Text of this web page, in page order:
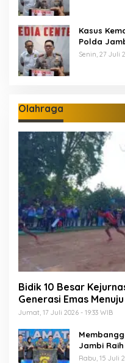
Kasus
Polda
Termasuk
Senin, 27 Juli
Olahraga
Bidik 10 Besar
Generasi Emas
Jumat, 17 Juli 2026 - 19:33 WIB
Jambi
Cup 7
Rabu, 15 Juli